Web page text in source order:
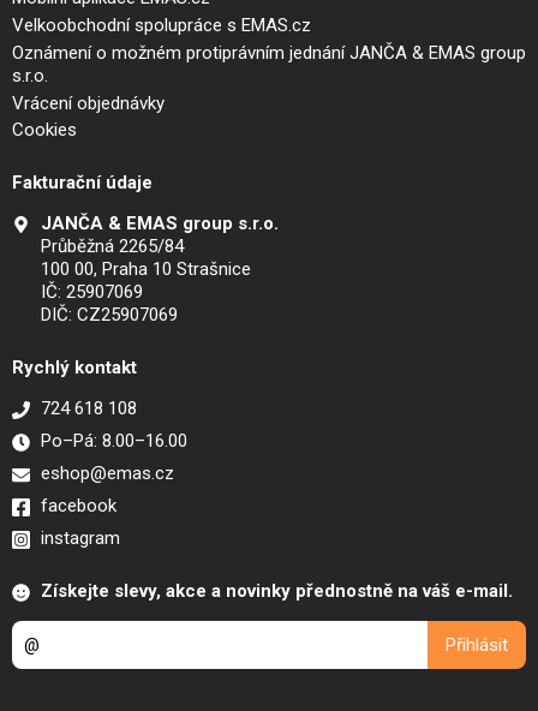
Velkoobchodní spolupráce s EMAS.cz
Oznámení o možném protiprávním jednání JANČA & EMAS group
s.r.o.
Vrácení objednávky
Cookies
Fakturační údaje
JANČA & EMAS group s.r.o.
Průběžná 2265/84
100 00, Praha 10 Strašnice
IČ: 25907069
DIČ: CZ25907069
Rychlý kontakt
724 618 108
Po–Pá: 8.00–16.00
eshop@emas.cz
facebook
instagram
Získejte slevy, akce a novinky přednostně na váš e-mail.